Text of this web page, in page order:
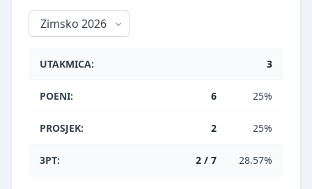
UTAKMICA: 3
POENI: 6 25%
PROSJEK: 2 25%
3PT: 2 / 7 28.57%